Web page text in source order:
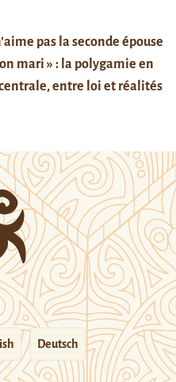
pas la seconde épouse
mari » : la polygamie en
entre loi et réalités
Deutsch